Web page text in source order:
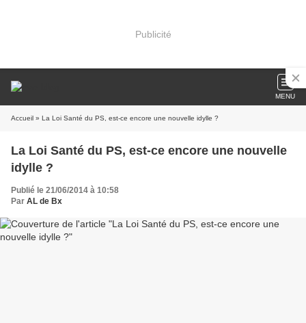
Publicité
MENU
Accueil » La Loi Santé du PS, est-ce encore une nouvelle idylle ?
La Loi Santé du PS, est-ce encore une nouvelle
idylle ?
Publié le 21/06/2014 à 10:58
Par AL de Bx